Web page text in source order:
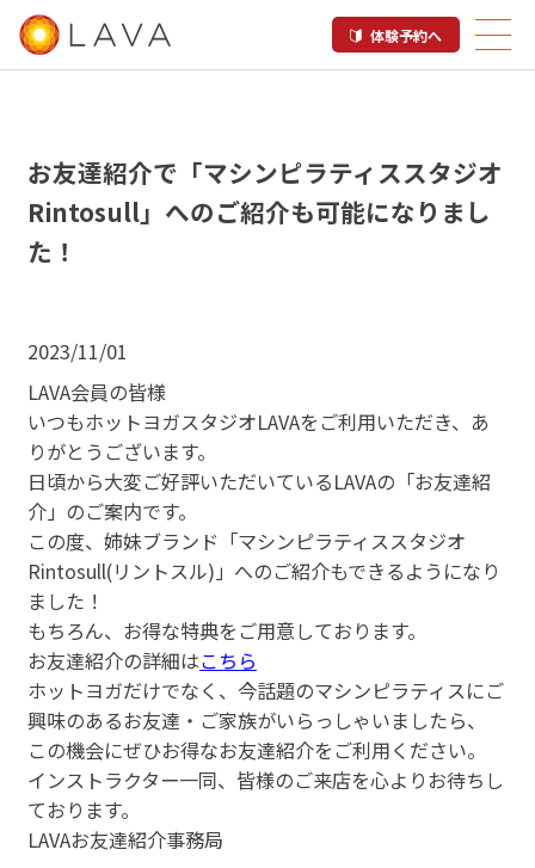
体験予約へ
お友達紹介で「マシンピラティススタジオ
Rintosull」へのご紹介も可能になりまし
た！
2023/11/01
LAVA会員の皆様
いつもホットヨガスタジオLAVAをご利用いただき、あ
りがとうございます。
日頃から大変ご好評いただいているLAVAの「お友達紹
介」のご案内です。
この度、姉妹ブランド「マシンピラティススタジオ
Rintosull(リントスル)」へのご紹介もできるようになり
ました！
もちろん、お得な特典をご用意しております。
お友達紹介の詳細はこちら
ホットヨガだけでなく、今話題のマシンピラティスにご
興味のあるお友達・ご家族がいらっしゃいましたら、
この機会にぜひお得なお友達紹介をご利用ください。
インストラクター一同、皆様のご来店を心よりお待ちし
ております。
LAVAお友達紹介事務局